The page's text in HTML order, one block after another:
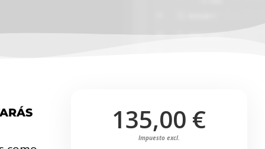
135,00 €
Impuesto excl.